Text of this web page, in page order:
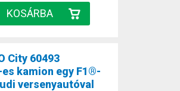
City 60493
kamion egy F1®-
versenyautóval